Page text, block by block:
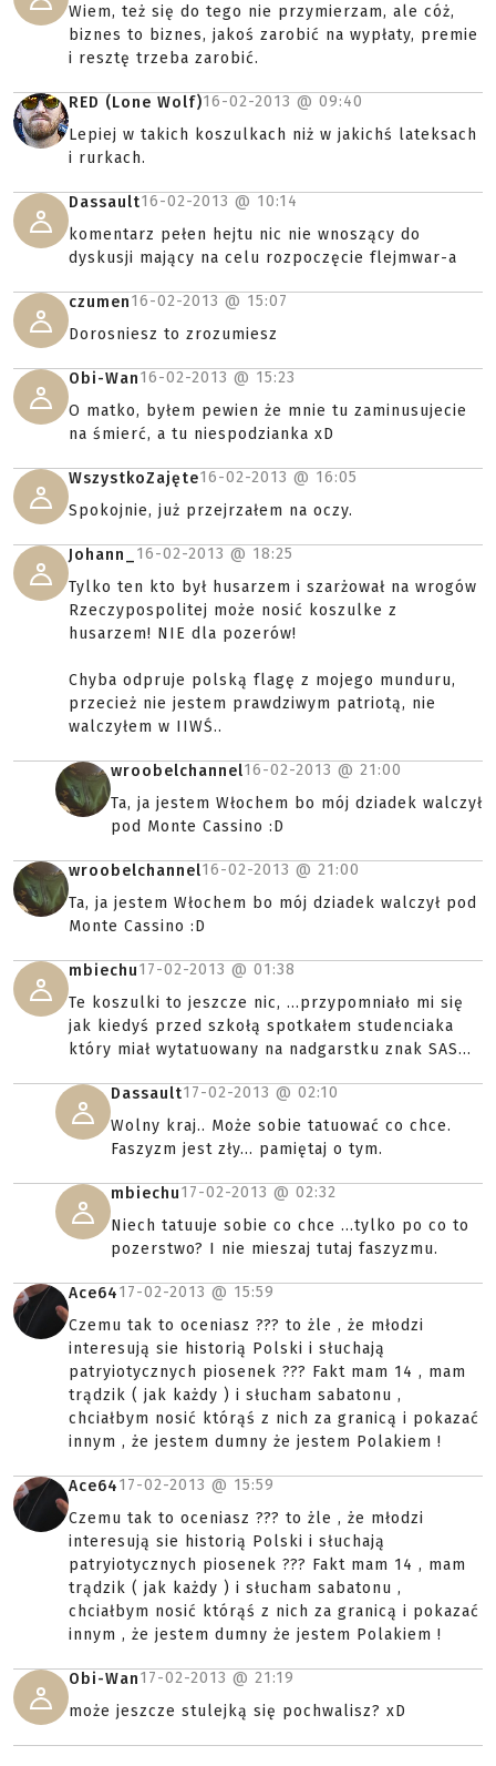
Wiem, też się do tego nie przymierzam, ale cóż,
biznes to biznes, jakoś zarobić na wypłaty, premie
i resztę trzeba zarobić.
RED (Lone Wolf)16-02-2013 @ 09:40
Lepiej w takich koszulkach niż w jakichś lateksach
i rurkach.
Dassault16-02-2013 @ 10:14
komentarz pełen hejtu nic nie wnoszący do
dyskusji mający na celu rozpoczęcie flejmwar-a
czumen16-02-2013 @ 15:07
Dorosniesz to zrozumiesz
Obi-Wan16-02-2013 @ 15:23
O matko, byłem pewien że mnie tu zaminusujecie
na śmierć, a tu niespodzianka xD
WszystkoZajęte16-02-2013 @ 16:05
Spokojnie, już przejrzałem na oczy.
Johann_ 16-02-2013 @ 18:25
Tylko ten kto był husarzem i szarżował na wrogów
Rzeczypospolitej może nosić koszulke z
husarzem! NIE dla pozerów!
Chyba odpruje polską flagę z mojego munduru,
przecież nie jestem prawdziwym patriotą, nie
walczyłem w IIWŚ..
wroobelchannel16-02-2013 @ 21:00
Ta, ja jestem Włochem bo mój dziadek walczył
pod Monte Cassino :D
wroobelchannel16-02-2013 @ 21:00
Ta, ja jestem Włochem bo mój dziadek walczył pod
Monte Cassino :D
mbiechu17-02-2013 @ 01:38
Te koszulki to jeszcze nic, ...przypomniało mi się
jak kiedyś przed szkołą spotkałem studenciaka
który miał wytatuowany na nadgarstku znak SAS...
Dassault17-02-2013 @ 02:10
Wolny kraj.. Może sobie tatuować co chce.
Faszyzm jest zły... pamiętaj o tym.
mbiechu17-02-2013 @ 02:32
Niech tatuuje sobie co chce ...tylko po co to
pozerstwo? I nie mieszaj tutaj faszyzmu.
Ace6417-02-2013 @ 15:59
Czemu tak to oceniasz ??? to żle , że młodzi
interesują sie historią Polski i słuchają
patryiotycznych piosenek ??? Fakt mam 14 , mam
trądzik ( jak każdy ) i słucham sabatonu ,
chciałbym nosić którąś z nich za granicą i pokazać
innym , że jestem dumny że jestem Polakiem !
Ace6417-02-2013 @ 15:59
Czemu tak to oceniasz ??? to żle , że młodzi
interesują sie historią Polski i słuchają
patryiotycznych piosenek ??? Fakt mam 14 , mam
trądzik ( jak każdy ) i słucham sabatonu ,
chciałbym nosić którąś z nich za granicą i pokazać
innym , że jestem dumny że jestem Polakiem !
Obi-Wan17-02-2013 @ 21:19
może jeszcze stulejką się pochwalisz? xD